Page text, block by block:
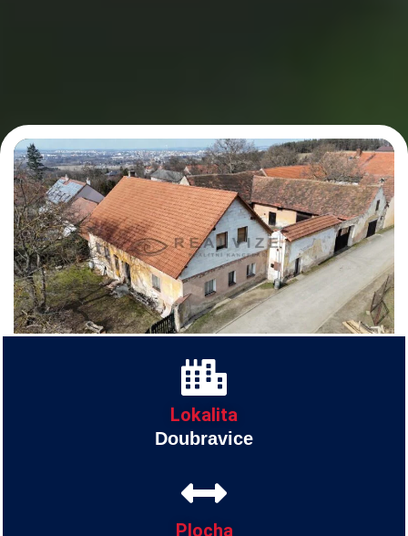
Lokalita
Doubravice
Plocha